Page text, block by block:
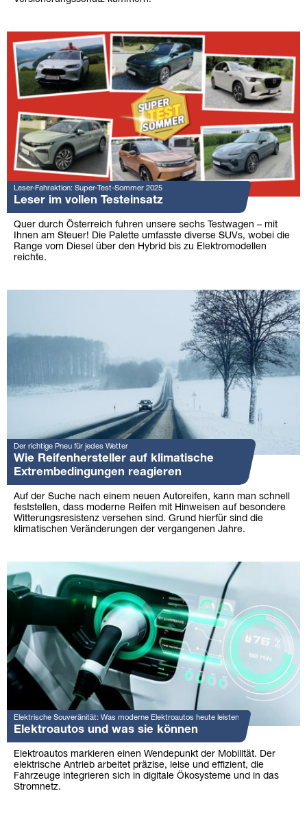
Leser-Fahraktion: Super-Test-Sommer 2025
Leser im vollen Testeinsatz
Quer durch Österreich fuhren unsere sechs Testwagen – mit
Ihnen am Steuer! Die Palette umfasste diverse SUVs, wobei die
Range vom Diesel über den Hybrid bis zu Elektromodellen
reichte.
Der richtige Pneu für jedes Wetter
Wie Reifenhersteller auf klimatische
Extrembedingungen reagieren
Auf der Suche nach einem neuen Autoreifen, kann man schnell
feststellen, dass moderne Reifen mit Hinweisen auf besondere
Witterungsresistenz versehen sind. Grund hierfür sind die
klimatischen Veränderungen der vergangenen Jahre.
Elektrische Souveränität: Was moderne Elektroautos heute leisten
Elektroautos und was sie können
Elektroautos markieren einen Wendepunkt der Mobilität. Der
elektrische Antrieb arbeitet präzise, leise und effizient, die
Fahrzeuge integrieren sich in digitale Ökosysteme und in das
Stromnetz.